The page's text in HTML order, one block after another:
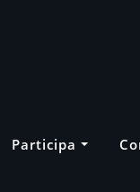
Participa